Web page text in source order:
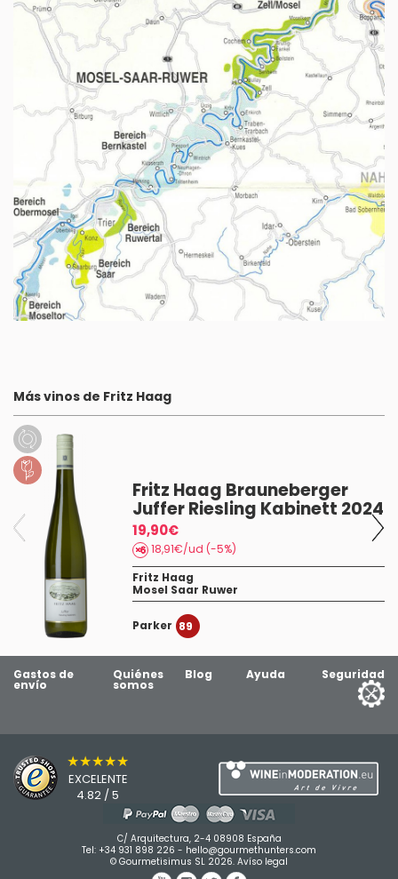
Más vinos de Fritz Haag
Fritz Haag Brauneberger
Juffer Riesling Kabinett 2024
19,90€
18,91€/ud (-5%)
Fritz Haag
Mosel Saar Ruwer
Parker 89
Gastos de
envío
Quiénes
somos
Blog Ayuda Seguridad
★★★★★
EXCELENTE
4.82 / 5
C/ Arquitectura, 2-4 08908 España
Tel: +34 931 898 226 - hello@gourmethunters.com
© Gourmetisimus SL 2026. Avíso legal